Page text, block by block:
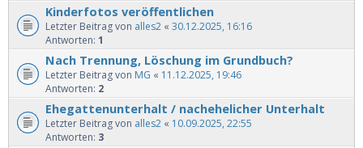
Kinderfotos veröffentlichen
Letzter Beitrag von alles2 « 30.12.2025, 16:16
Antworten: 1
Nach Trennung, Löschung im Grundbuch?
Letzter Beitrag von MG « 11.12.2025, 19:46
Antworten: 2
Ehegattenunterhalt / nachehelicher Unterhalt
Letzter Beitrag von alles2 « 10.09.2025, 22:55
Antworten: 3